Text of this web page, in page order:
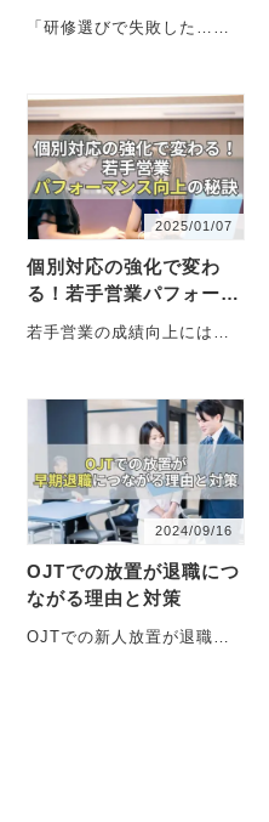
果を出す外部支援の選び
「研修選びで失敗した…」
説！集合研修 vs.
1on1・・・
2025/01/07
個別対応の強化で変わ
る！若手営業パフォーマ
ンス向上の秘訣
若手営業の成績向上には
し、社員の成長を最大化す
る秘訣を・・・
2024/09/16
OJTでの放置が退職につ
ながる理由と対策
OJTでの新人放置が退職に